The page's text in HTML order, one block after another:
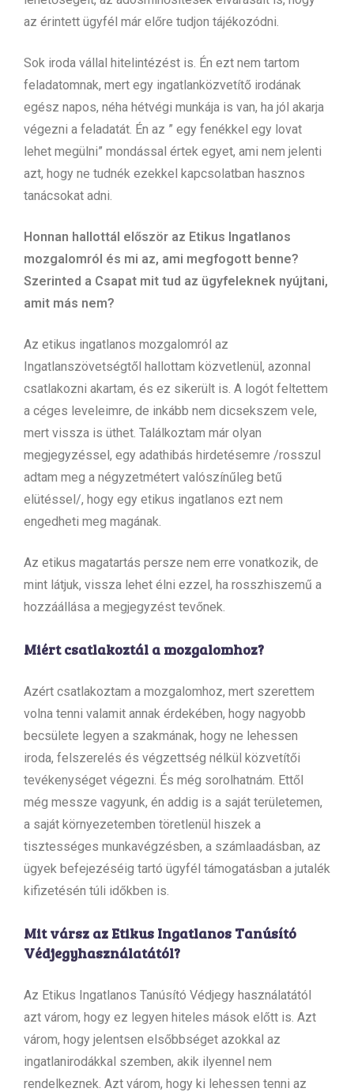
az érintett ügyfél már előre tudjon tájékozódni.
Sok iroda vállal hitelintézést is. Én ezt nem tartom
feladatomnak, mert egy ingatlanközvetítő irodának
egész napos, néha hétvégi munkája is van, ha jól akarja
végezni a feladatát. Én az ” egy fenékkel egy lovat
lehet megülni” mondással értek egyet, ami nem jelenti
azt, hogy ne tudnék ezekkel kapcsolatban hasznos
tanácsokat adni.
Honnan hallottál először az Etikus Ingatlanos
mozgalomról és mi az, ami megfogott benne?
Szerinted a Csapat mit tud az ügyfeleknek nyújtani,
amit más nem?
Az etikus ingatlanos mozgalomról az
Ingatlanszövetségtől hallottam közvetlenül, azonnal
csatlakozni akartam, és ez sikerült is. A logót feltettem
a céges leveleimre, de inkább nem dicsekszem vele,
mert vissza is üthet. Találkoztam már olyan
megjegyzéssel, egy adathibás hirdetésemre /rosszul
adtam meg a négyzetmétert valószínűleg betű
elütéssel/, hogy egy etikus ingatlanos ezt nem
engedheti meg magának.
Az etikus magatartás persze nem erre vonatkozik, de
mint látjuk, vissza lehet élni ezzel, ha rosszhiszemű a
hozzáállása a megjegyzést tevőnek.
Miért csatlakoztál a mozgalomhoz?
Azért csatlakoztam a mozgalomhoz, mert szerettem
volna tenni valamit annak érdekében, hogy nagyobb
becsülete legyen a szakmának, hogy ne lehessen
iroda, felszerelés és végzettség nélkül közvetítői
tevékenységet végezni. És még sorolhatnám. Ettől
még messze vagyunk, én addig is a saját területemen,
a saját környezetemben töretlenül hiszek a
tisztességes munkavégzésben, a számlaadásban, az
ügyek befejezéséig tartó ügyfél támogatásban a jutalék
kifizetésén túli időkben is.
Mit vársz az Etikus Ingatlanos Tanúsító
Védjegyhasználatától?
Az Etikus Ingatlanos Tanúsító Védjegy használatától
azt várom, hogy ez legyen hiteles mások előtt is. Azt
várom, hogy jelentsen elsőbbséget azokkal az
ingatlanirodákkal szemben, akik ilyennel nem
rendelkeznek. Azt várom, hogy ki lehessen tenni az